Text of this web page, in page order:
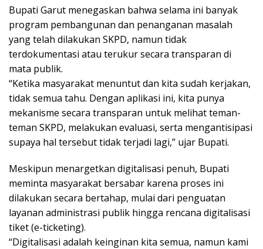
Bupati Garut menegaskan bahwa selama ini banyak
program pembangunan dan penanganan masalah
yang telah dilakukan SKPD, namun tidak
terdokumentasi atau terukur secara transparan di
mata publik.
“Ketika masyarakat menuntut dan kita sudah kerjakan,
tidak semua tahu. Dengan aplikasi ini, kita punya
mekanisme secara transparan untuk melihat teman-
teman SKPD, melakukan evaluasi, serta mengantisipasi
supaya hal tersebut tidak terjadi lagi,” ujar Bupati.
Meskipun menargetkan digitalisasi penuh, Bupati
meminta masyarakat bersabar karena proses ini
dilakukan secara bertahap, mulai dari penguatan
layanan administrasi publik hingga rencana digitalisasi
tiket (e-ticketing).
“Digitalisasi adalah keinginan kita semua, namun kami